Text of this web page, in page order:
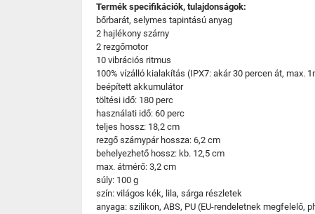
Termék specifikációk, tulajdonságok:
bőrbarát, selymes tapintású anyag
2 hajlékony szárny
2 rezgőmotor
10 vibrációs ritmus
100% vízálló kialakítás (IPX7: akár 30 percen át, max.
beépített akkumulátor
töltési idő: 180 perc
használati idő: 60 perc
teljes hossz: 18,2 cm
rezgő szárnypár hossza: 6,2 cm
behelyezhető hossz: kb. 12,5 cm
max. átmérő: 3,2 cm
súly: 100 g
szín: világos kék, lila, sárga részletek
anyaga: szilikon, ABS, PU (EU-rendeletnek megfelelő,